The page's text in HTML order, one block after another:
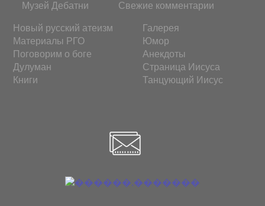
Музей Дебатни
Свежие комментарии
Новый русский атеизм
Материалы РГО
Поговорим о боге
Дулуман
Книги
Галерея
Юмор
Анекдоты
Страница Иисуса
Танцующий Иисус